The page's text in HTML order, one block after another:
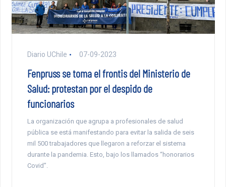
Diario UChile 07-09-2023
Fenpruss se toma el frontis del Ministerio de
Salud: protestan por el despido de
funcionarios
La organización que agrupa a profesionales de salud
pública se está manifestando para evitar la salida de seis
mil 500 trabajadores que llegaron a reforzar el sistema
durante la pandemia. Esto, bajo los llamados “honorarios
Covid”.